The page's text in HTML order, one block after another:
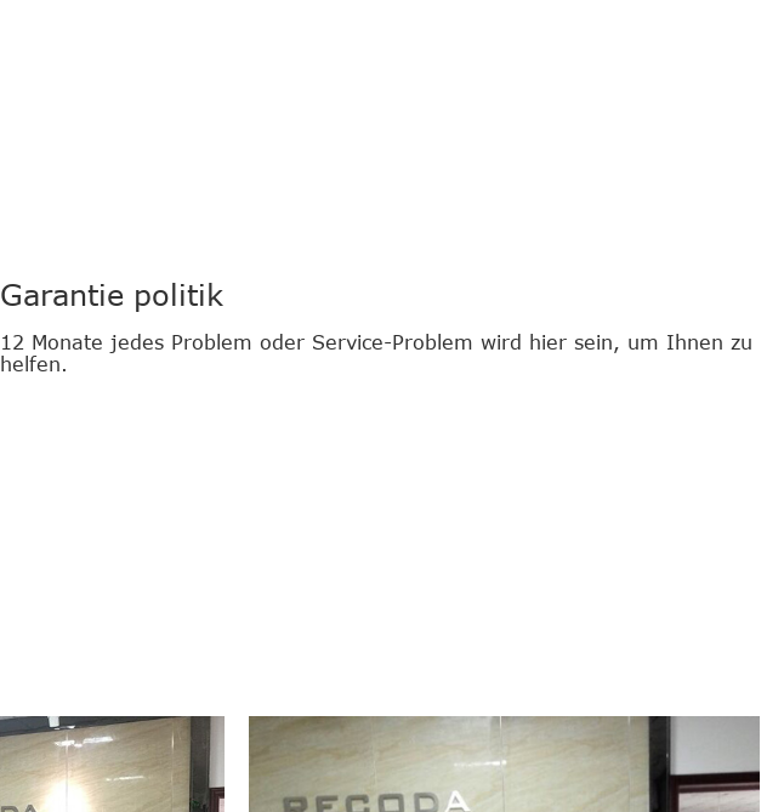
Garantie politik
12 Monate jedes Problem oder Service-Problem wird hier sein, um Ihnen zu
helfen.